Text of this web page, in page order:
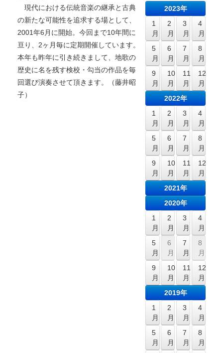
現代における伝統音楽の継承と古典
の新たな可能性を追求する場として、
2001年6月に開始。今回まで10年間に
亘り、2ヶ月毎に定期開催しています。
本年も昨年に引き続きまして、地歌の
歴史に名を残す検校・勾当の作品を毎
回選び演奏させて頂きます。（藤井昭
子）
2023年
1
月
2
月
3
月
4
月
5
月
6
月
7
月
8
月
9
月
10
月
11
月
12
月
2022年
1
月
2
月
3
月
4
月
5
月
6
月
7
月
8
月
9
月
10
月
11
月
12
月
2021年
2020年
1
月
2
月
3
月
4
月
5
月
6
月
7
月
8
月
9
月
10
月
11
月
12
月
2019年
1
月
2
月
3
月
4
月
5
月
6
月
7
月
8
月